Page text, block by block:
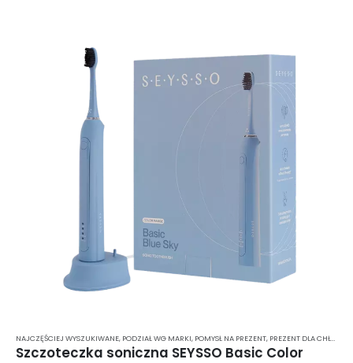
NAJCZĘŚCIEJ WYSZUKIWANE, PODZIAŁ WG MARKI, POMYSŁ NA PREZENT, PREZENT DLA CHŁOPAKA
Szczoteczka soniczna SEYSSO Basic Color